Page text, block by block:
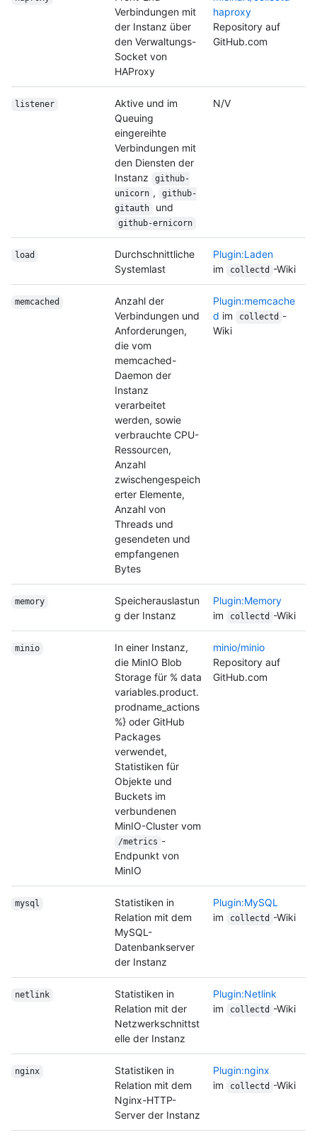
Verbindungen mit
der Instanz über
den Verwaltungs-
Socket von
HAProxy
haproxy
Repository auf
GitHub.com
listener
Aktive und im
Queuing
eingereihte
Verbindungen mit
den Diensten der
Instanz
github-
unicorn ,
github-
gitauth
und
github-ernicorn
N/V
load
Durchschnittliche
Systemlast
Plugin:Laden
im
collectd -Wiki
memcached
Anzahl der
Verbindungen und
Anforderungen,
die vom
memcached-
Daemon der
Instanz
verarbeitet
werden, sowie
verbrauchte CPU-
Ressourcen,
Anzahl
zwischengespeich
erter Elemente,
Anzahl von
Threads und
gesendeten und
empfangenen
Bytes
Plugin:memcache
d im collectd -
Wiki
memory
Speicherauslastun
g der Instanz
Plugin:Memory
im
collectd -Wiki
minio
In einer Instanz,
die MinIO Blob
Storage für % data
variables.product.
prodname_actions
%} oder GitHub
Packages
verwendet,
Statistiken für
Objekte und
Buckets im
verbundenen
MinIO-Cluster vom
/metrics -
Endpunkt von
MinIO
minio/minio
Repository auf
GitHub.com
mysql
Statistiken in
Relation mit dem
MySQL-
Datenbankserver
der Instanz
Plugin:MySQL
im
collectd -Wiki
netlink
Statistiken in
Relation mit der
Netzwerkschnittst
elle der Instanz
Plugin:Netlink
im
collectd -Wiki
nginx
Statistiken in
Relation mit dem
Nginx-HTTP-
Server der Instanz
Plugin:nginx
im
collectd -Wiki